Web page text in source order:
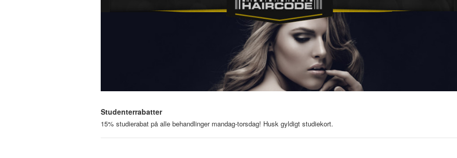
Studenterrabatter
15% studierabat på alle behandlinger mandag-torsdag! Husk gyldigt studiekort.